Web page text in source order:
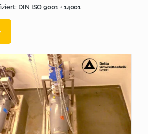
DIN ISO 9001 + 14001